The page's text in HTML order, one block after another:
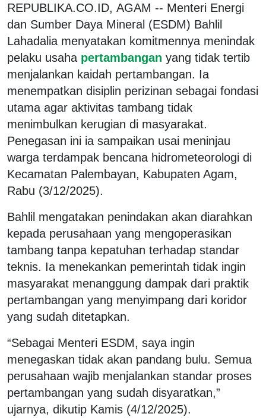
REPUBLIKA.CO.ID, AGAM -- Menteri Energi
dan Sumber Daya Mineral (ESDM) Bahlil
Lahadalia menyatakan komitmennya menindak
pelaku usaha pertambangan yang tidak tertib
menjalankan kaidah pertambangan. Ia
menempatkan disiplin perizinan sebagai fondasi
utama agar aktivitas tambang tidak
menimbulkan kerugian di masyarakat.
Penegasan ini ia sampaikan usai meninjau
warga terdampak bencana hidrometeorologi di
Kecamatan Palembayan, Kabupaten Agam,
Rabu (3/12/2025).
Bahlil mengatakan penindakan akan diarahkan
kepada perusahaan yang mengoperasikan
tambang tanpa kepatuhan terhadap standar
teknis. Ia menekankan pemerintah tidak ingin
masyarakat menanggung dampak dari praktik
pertambangan yang menyimpang dari koridor
yang sudah ditetapkan.
“Sebagai Menteri ESDM, saya ingin
menegaskan tidak akan pandang bulu. Semua
perusahaan wajib menjalankan standar proses
pertambangan yang sudah disyaratkan,”
ujarnya, dikutip Kamis (4/12/2025).